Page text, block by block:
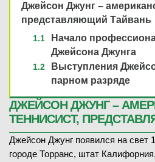
Джейсон Джунг –
представляющий Тайвань
Начало
Джейсона Джунга
Выступления
парном разряде
ДЖЕЙСОН ДЖУНГ –
ТЕННИСИСТ,
Джейсон Джунг появился на свет
городе Торранс, штат